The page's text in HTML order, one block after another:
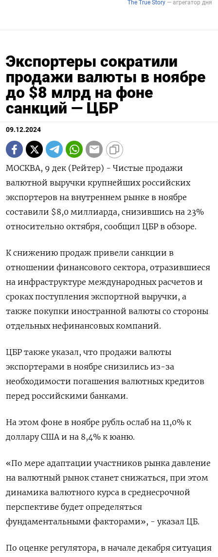
Экспортеры сократили
продажи валюты в ноябре
до $8 млрд на фоне
санкций — ЦБР
09.12.2024
МОСКВА, 9 дек (Рейтер) - Чистые продажи
валютной выручки крупнейших российских
экспортеров на внутреннем рынке в ноябре
составили $8,0 миллиарда, снизившись на 23%
относительно октября, сообщил ЦБР в обзоре.
К снижению продаж привели санкции в
отношении финансового сектора, отразившиеся
на инфраструктуре международных расчетов и
сроках поступления экспортной выручки, а
также покупки иностранной валюты со стороны
отдельных нефинансовых компаний.
ЦБР также указал, что продажи валюты
экспортерами в ноябре снизились из-за
необходимости погашения валютных кредитов
перед российскими банками.
На этом фоне в ноябре рубль ослаб на 11,0% к
доллару США и на 8,4% к юаню.
«По мере адаптации участников рынка давление
на валютный рынок станет снижаться, при этом
динамика валютного курса в среднесрочной
перспективе будет определяться
фундаментальными факторами», - указал ЦБ.
По оценке регулятора, в начале декабря ситуация